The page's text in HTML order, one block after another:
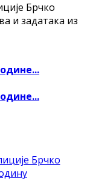
Брчко
и задатака из
Брчко